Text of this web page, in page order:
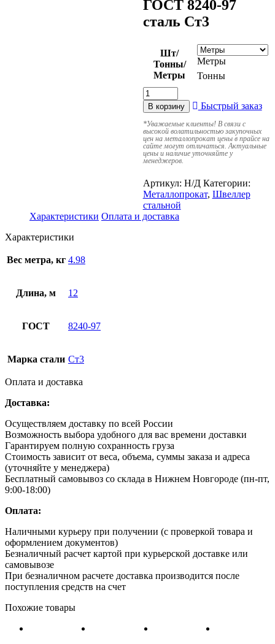
ГОСТ 8240-97
сталь Ст3
Шт/
Тонны/
Метры
Метры
Тонны
В корзину Быстрый заказ
*Уважаемые клиенты! В связи с
высокой волатильностью закупочных
цен на металлопрокат цены в прайсе на
сайте могут отличаться. Актуальные
цены и наличие уточняйте у
менеджеров.
Артикул: Н/Д Категории:
Металлопрокат, Швеллер
стальной
Характеристики Оплата и доставка
Характеристики
Вес метра, кг 4.98
Длина, м 12
ГОСТ 8240-97
Марка стали Ст3
Оплата и доставка
Доставка:
Осуществляем доставку по всей России
Возможность выбора удобного для вас времени доставки
Гарантируем полную сохранность груза
Стоимость зависит от веса, объема, суммы заказа и адреса
(уточняйте у менеджера)
Бесплатный самовывоз со склада в Нижнем Новгороде (пн-пт,
9:00-18:00)
Оплата:
Наличными курьеру при получении (с проверкой товара и
оформлением документов)
Безналичный расчет картой при курьерской доставке или
самовывозе
При безналичном расчете доставка производится после
поступления средств на счет
Похожие товары